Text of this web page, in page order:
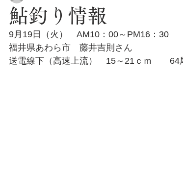
鮎釣り情報
9月19日（火）　AM10：00～PM16：30
福井県あわら市　藤井吉則さん
送電線下（高速上流）　15～21ｃｍ　　64